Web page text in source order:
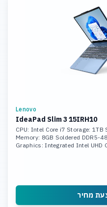
Lenovo
IdeaPad Slim 3 15IRH10
CPU: Intel Core i7 Storage: 1TB
Memory: 8GB Soldered DDR5-
Graphics: Integrated Intel UHD
מחיר